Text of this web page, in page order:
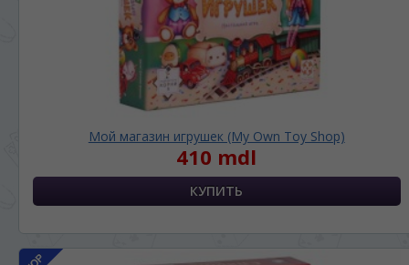
Мой магазин игрушек (My Own Toy Shop)
410 mdl